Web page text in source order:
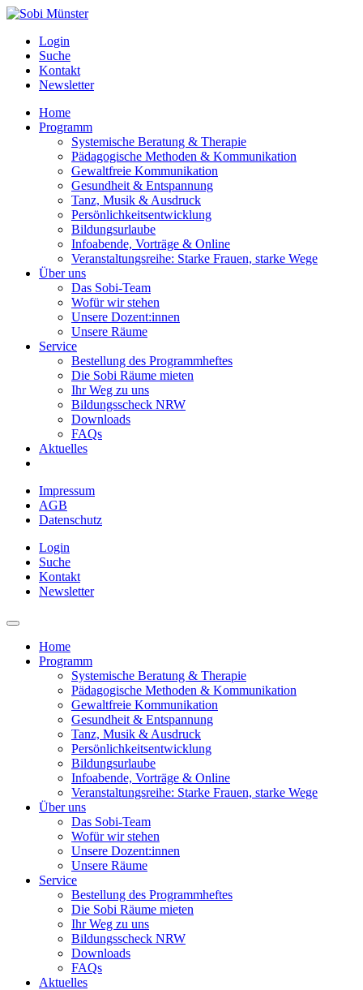
Login
Suche
Kontakt
Newsletter
Home
Programm
Systemische Beratung & Therapie
Pädagogische Methoden & Kommunikation
Gewaltfreie Kommunikation
Gesundheit & Entspannung
Tanz, Musik & Ausdruck
Persönlichkeitsentwicklung
Bildungsurlaube
Infoabende, Vorträge & Online
Veranstaltungsreihe: Starke Frauen, starke Wege
Über uns
Das Sobi-Team
Wofür wir stehen
Unsere Dozent:innen
Unsere Räume
Service
Bestellung des Programmheftes
Die Sobi Räume mieten
Ihr Weg zu uns
Bildungsscheck NRW
Downloads
FAQs
Aktuelles
Impressum
AGB
Datenschutz
Login
Suche
Kontakt
Newsletter
Home
Programm
Systemische Beratung & Therapie
Pädagogische Methoden & Kommunikation
Gewaltfreie Kommunikation
Gesundheit & Entspannung
Tanz, Musik & Ausdruck
Persönlichkeitsentwicklung
Bildungsurlaube
Infoabende, Vorträge & Online
Veranstaltungsreihe: Starke Frauen, starke Wege
Über uns
Das Sobi-Team
Wofür wir stehen
Unsere Dozent:innen
Unsere Räume
Service
Bestellung des Programmheftes
Die Sobi Räume mieten
Ihr Weg zu uns
Bildungsscheck NRW
Downloads
FAQs
Aktuelles